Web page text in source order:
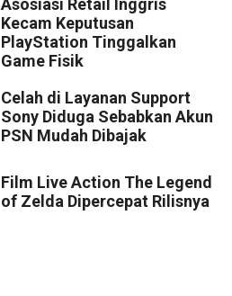
Kecam Keputusan
PlayStation Tinggalkan
Game Fisik
Celah di Layanan Support
Sony Diduga Sebabkan Akun
PSN Mudah Dibajak
Film Live Action The Legend
of Zelda Dipercepat Rilisnya